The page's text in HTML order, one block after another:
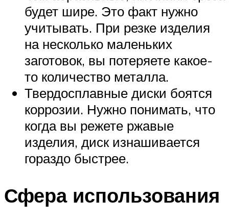
будет шире. Это факт нужно
учитывать. При резке изделия
на несколько маленьких
заготовок, вы потеряете какое-
то количество металла.
Твердосплавные диски боятся
коррозии. Нужно понимать, что
когда вы режете ржавые
изделия, диск изнашивается
гораздо быстрее.
Сфера использования